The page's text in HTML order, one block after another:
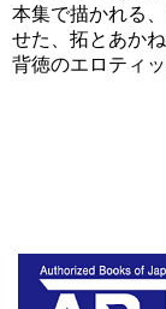
本集で描かれる
せた、拓とあか
背徳のエロティ